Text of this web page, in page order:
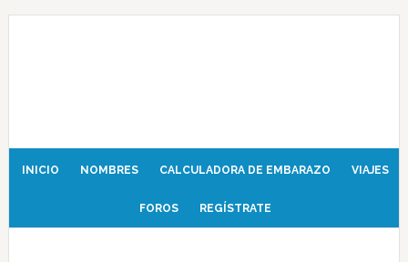
INICIO NOMBRES CALCULADORA DE EMBARAZO VIAJES
FOROS REGÍSTRATE